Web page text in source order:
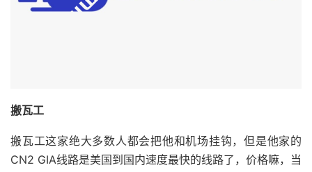
搬瓦工
搬瓦工这家绝大多数人都会把他和机场挂钩，但是他家的
CN2 GIA线路是美国到国内速度最快的线路了，价格嘛，当